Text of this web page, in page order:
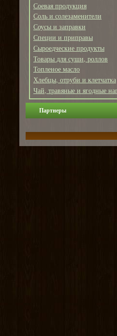
Соевая продукция
Соль и солезаменители
Соусы и заправки
Специи и приправы
Сыроедческие продукты
Товары для суши, роллов
Топленое масло
Хлебцы, отруби и клетчатка
Чай, травяные и ягодные
Партнеры